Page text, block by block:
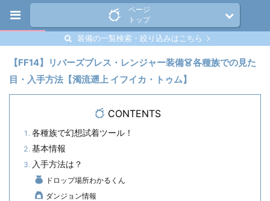
ページ
トップ
装備の一覧検索・絞り込みはこちら
【FF14】リバーズブレス・レンジャー装備👗各種族での見た
目・入手方法【濁流遡上 イフイカ・トゥム】
CONTENTS
各種族で幻想試着ツール！
基本情報
入手方法は？
ドロップ場所わかるくん
ダンジョン情報